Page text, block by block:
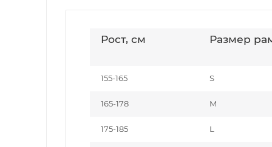
Рост, см Размер
155-165 S
165-178 M
175-185 L